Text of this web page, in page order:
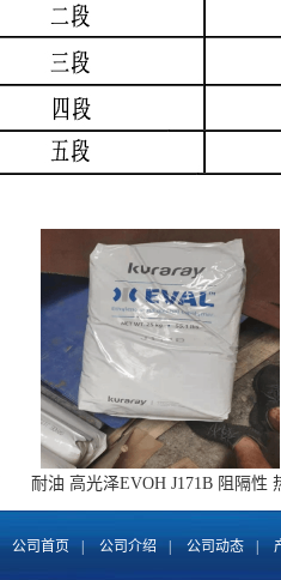
耐油 高光泽EVOH J171B 阻隔性
成型共挤膜
公司首页 | 公司介绍 | 公司动态 |